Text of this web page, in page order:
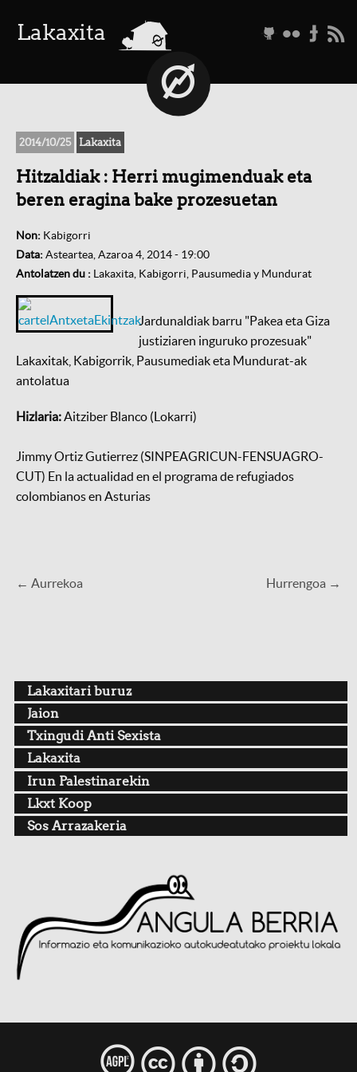
Lakaxita a g f t r
2014/10/25 Lakaxita
Hitzaldiak : Herri mugimenduak eta
beren eragina bake prozesuetan
Non: Kabigorri
Data:Asteartea, Azaroa 4, 2014 - 19:00
Antolatzen du : Lakaxita, Kabigorri, Pausumedia y Mundurat
Jardunaldiak barru "Pakea eta Giza
justiziaren inguruko prozesuak"
Lakaxitak, Kabigorrik, Pausumediak eta Mundurat-ak
antolatua
Hizlaria:Aitziber Blanco (Lokarri)
Jimmy Ortiz Gutierrez (SINPEAGRICUN-FENSUAGRO-
CUT) En la actualidad en el programa de refugiados
colombianos en Asturias
Hurrengoa →
← Aurrekoa
Lakaxitari buruz
Jaion
Txingudi Anti Sexista
Lakaxita
Irun Palestinarekin
Lkxt Koop
Sos Arrazakeria